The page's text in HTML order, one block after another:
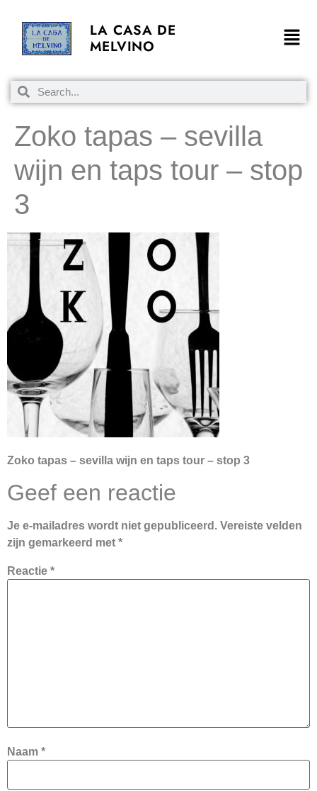
LA CASA DE
MELVINO
Zoko tapas – sevilla
wijn en taps tour – stop
3
Zoko tapas – sevilla wijn en taps tour – stop 3
Geef een reactie
Je e-mailadres wordt niet gepubliceerd. Vereiste velden
zijn gemarkeerd met *
Reactie *
Naam *